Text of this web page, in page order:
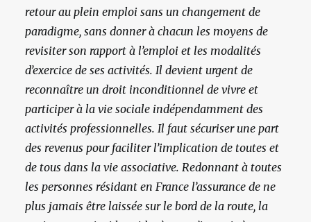
retour au plein emploi sans un changement de
paradigme, sans donner à chacun les moyens de
revisiter son rapport à l’emploi et les modalités
d’exercice de ses activités. Il devient urgent de
reconnaître un droit inconditionnel de vivre et
participer à la vie sociale indépendamment des
activités professionnelles. Il faut sécuriser une part
des revenus pour faciliter l’implication de toutes et
de tous dans la vie associative. Redonnant à toutes
les personnes résidant en France l’assurance de ne
plus jamais être laissée sur le bord de la route, la